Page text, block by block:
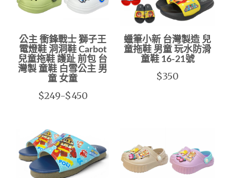
公主 衝鋒戰士 獅子王
電燈鞋 洞洞鞋 Carbot
兒童拖鞋 護趾 前包 台
灣製 童鞋 白雪公主 男
童 女童
$249-$450
蠟筆小新 台灣製造 兒
童拖鞋 男童 玩水防滑
童鞋 16-21號
$350